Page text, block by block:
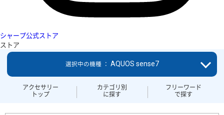
シャープ公式ストア
ストア
アクセサリー
トップ
カテゴリ別
に探す
フリーワード
で探す
選択中の機種 ： AQUOS sense7